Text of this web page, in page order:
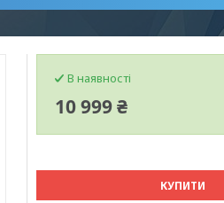
В наявності
10 999 ₴
КУПИТИ